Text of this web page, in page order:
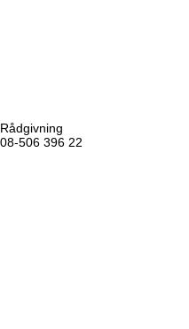
Rådgivning
08-506 396 22